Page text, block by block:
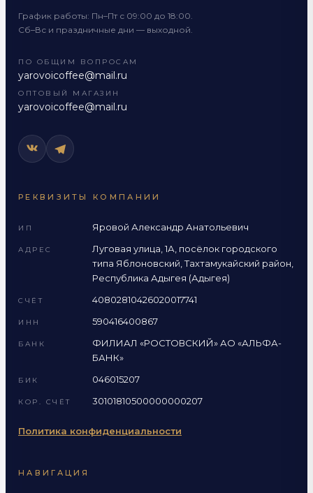
График работы: Пн–Пт с 09:00 до 18:00.
Сб–Вс и праздничные дни — выходной.
ПО ОБЩИМ ВОПРОСАМ
yarovoicoffee@mail.ru
ОПТОВЫЙ МАГАЗИН
yarovoicoffee@mail.ru
РЕКВИЗИТЫ КОМПАНИИ
ИП Яровой Александр Анатольевич
АДРЕС
Луговая улица, 1А, посёлок городского
типа Яблоновский, Тахтамукайский район,
Республика Адыгея (Адыгея)
СЧЁТ 40802810426020017741
ИНН 590416400867
БАНК
ФИЛИАЛ «РОСТОВСКИЙ» АО «АЛЬФА-
БАНК»
БИК 046015207
КОР. СЧЁТ 30101810500000000207
Политика конфиденциальности
НАВИГАЦИЯ